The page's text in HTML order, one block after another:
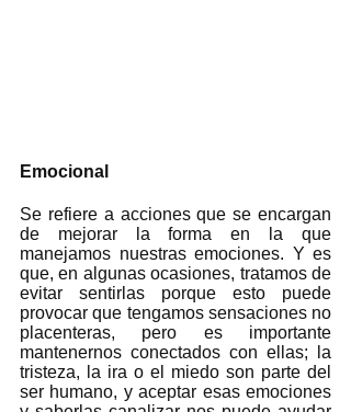
Emocional
Se refiere a acciones que se encargan
de mejorar la forma en la que
manejamos nuestras emociones. Y es
que, en algunas ocasiones, tratamos de
evitar sentirlas porque esto puede
provocar que tengamos sensaciones no
placenteras, pero es importante
mantenernos conectados con ellas; la
tristeza, la ira o el miedo son parte del
ser humano, y aceptar esas emociones